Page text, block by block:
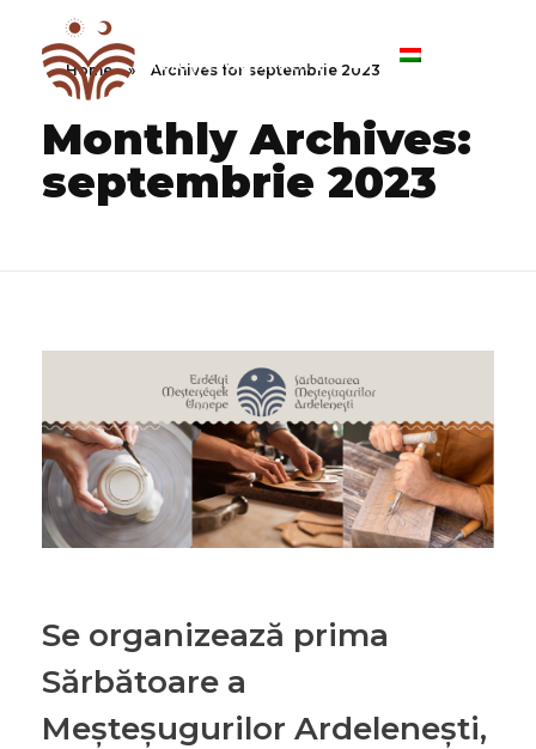
Home » Archives for septembrie 2023
Monthly Archives:
septembrie 2023
Se organizează prima
Sărbătoare a
Meșteșugurilor Ardelenești,